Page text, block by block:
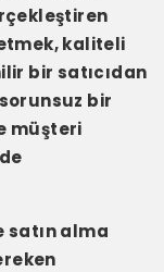
kaliteli
bir satıcıdan
bir
müşteri
satın alma